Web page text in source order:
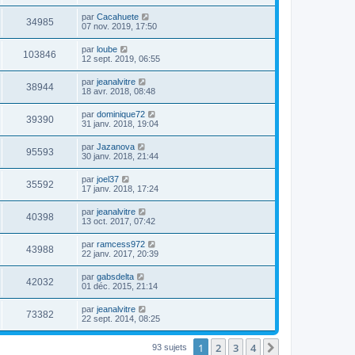
34985 par Cacahuete
07 nov. 2019, 17:50
103846 par loube
12 sept. 2019, 06:55
38944 par jeanalvitre
18 avr. 2018, 08:48
39390 par dominique72
31 janv. 2018, 19:04
95593 par Jazanova
30 janv. 2018, 21:44
35592 par joel37
17 janv. 2018, 17:24
40398 par jeanalvitre
13 oct. 2017, 07:42
43988 par ramcess972
22 janv. 2017, 20:39
42032 par gabsdelta
01 déc. 2015, 21:14
73382 par jeanalvitre
22 sept. 2014, 08:25
93 sujets 1 2 3 4